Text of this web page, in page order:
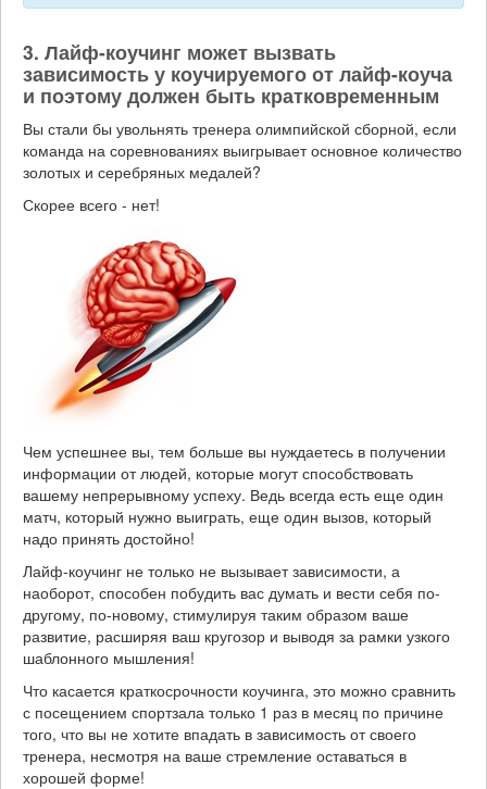
3. Лайф-коучинг может вызвать
зависимость у коучируемого от лайф-коуча
и поэтому должен быть кратковременным
Вы стали бы увольнять тренера олимпийской сборной, если
команда на соревнованиях выигрывает основное количество
золотых и серебряных медалей?
Скорее всего - нет!
Чем успешнее вы, тем больше вы нуждаетесь в получении
информации от людей, которые могут способствовать
вашему непрерывному успеху. Ведь всегда есть еще один
матч, который нужно выиграть, еще один вызов, который
надо принять достойно!
Лайф-коучинг не только не вызывает зависимости, а
наоборот, способен побудить вас думать и вести себя по-
другому, по-новому, стимулируя таким образом ваше
развитие, расширяя ваш кругозор и выводя за рамки узкого
шаблонного мышления!
Что касается краткосрочности коучинга, это можно сравнить
с посещением спортзала только 1 раз в месяц по причине
того, что вы не хотите впадать в зависимость от своего
тренера, несмотря на ваше стремление оставаться в
хорошей форме!